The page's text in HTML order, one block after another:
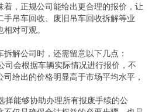
，正规公司能给出更合理的报价，让
吊车回收、废旧吊车回收拆解等业
对可观。
解公司时，还需留意以下几点：
司会根据车辆实际情况进行报价，不
给出的价格明显高于市场平均水平，
择能够协助办理所有报废手续的公